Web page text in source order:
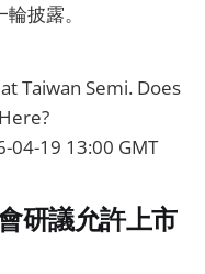
披露。
Taiwan Semi. Does
04-19 13:00 GMT
研議允許上市